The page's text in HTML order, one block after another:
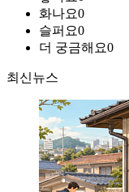
화나요0
슬퍼요0
더 궁금해요0
최신뉴스